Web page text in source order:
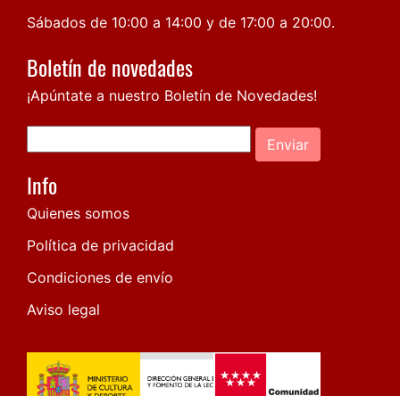
Sábados de 10:00 a 14:00 y de 17:00 a 20:00.
Boletín de novedades
¡Apúntate a nuestro Boletín de Novedades!
Enviar
Info
Quienes somos
Política de privacidad
Condiciones de envío
Aviso legal